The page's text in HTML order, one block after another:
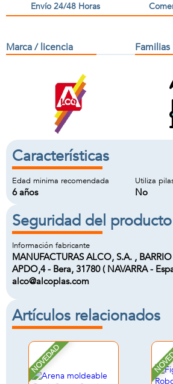
Envío 24/48 Horas
Marca / licencia Familias
Características
Edad minima recomendada
6 años
Utiliza
No
Seguridad del producto
Información fabricante
MANUFACTURAS ALCO, S.A. ,
APDO,4 - Bera, 31780 ( NAVARRA -
alco@alcoplas.com
Artículos relacionados
NOVEDAD